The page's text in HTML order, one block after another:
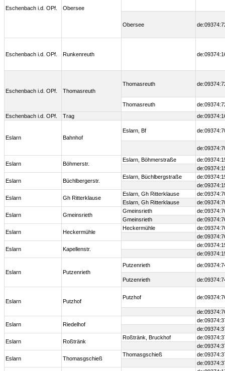
Eschenbach i.d. OPf. Obersee
Obersee
Eschenbach i.d. OPf. Runkenreuth
Eschenbach i.d. OPf. Thomasreuth
Thomasreuth
Thomasreuth
Eschenbach i.d. OPf.
Trag
Eslarn Bahnhof
Eslarn, Bf
Eslarn Böhmerstr.
Eslarn, Böhmerstraße
Eslarn Büchlbergerstr.
Eslarn, Büchlbergstraße
Eslarn Gh Ritterklause
Eslarn, Gh Ritterklause
Eslarn, Gh Ritterklause
Eslarn Gmeinsrieth
Gmeinsrieth
Gmeinsrieth
Eslarn Heckermühle
Heckermühle
Eslarn Kapellenstr.
Eslarn Putzenrieth
Putzenrieth
Putzenrieth
Eslarn Putzhof
Putzhof
Eslarn Riedelhof
Eslarn Roßtränk
Roßtränk, Bruckhof
Eslarn Thomasgschieß
Thomasgschieß